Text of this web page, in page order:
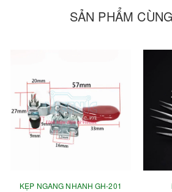
SẢN PHẨM
KẸP NGANG NHANH GH-201